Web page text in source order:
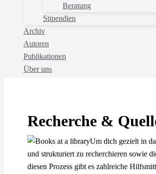
Beratung
Stipendien
Archiv
Autoren
Publikationen
Über uns
Recherche &
Um dich gezielt in
und strukturiert zu recherchieren sowie
diesen Prozess gibt es zahlreiche